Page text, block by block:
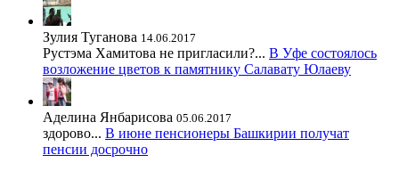
Зулия Туганова 14.06.2017
Рустэма Хамитова не пригласили?... В Уфе состоялось
возложение цветов к памятнику Салавату Юлаеву
Аделина Янбарисова 05.06.2017
здорово... В июне пенсионеры Башкирии получат
пенсии досрочно